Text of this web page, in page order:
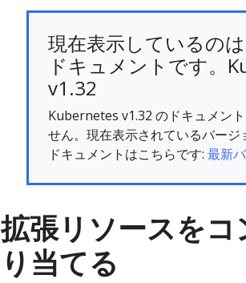
現在表示しているの
ドキュメントです。
v1.32
Kubernetes v1.32 のドキュメン
せん。現在表示されているバー
ドキュメントはこちらです: 最新
拡張リソースを
り当てる